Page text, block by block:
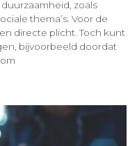
zoals
thema’s. Voor de
directe plicht. Toch kunt
bijvoorbeeld doordat